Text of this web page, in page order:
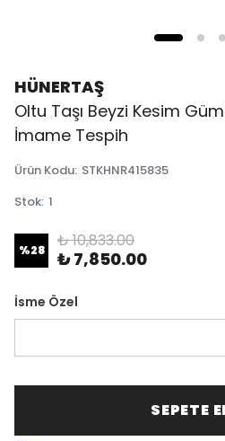
HÜNERTAŞ
Oltu Taşı Beyzi Kesim
İmame Tespih
Ürün Kodu: STKHNR415835
Stok: 1
%28 ₺ 10,833.00
₺ 7,850.00
İsme Özel
SEPETE